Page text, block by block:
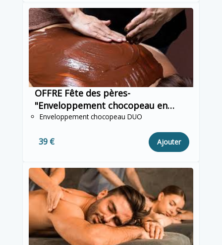
OFFRE Fête des pères-
"Enveloppement chocopeau en
duo"
Enveloppement chocopeau DUO
39 € Ajouter